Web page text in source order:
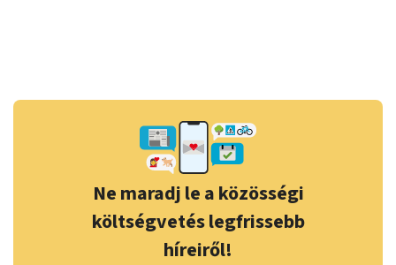
Ne maradj le a közösségi
költségvetés legfrissebb
híreiről!